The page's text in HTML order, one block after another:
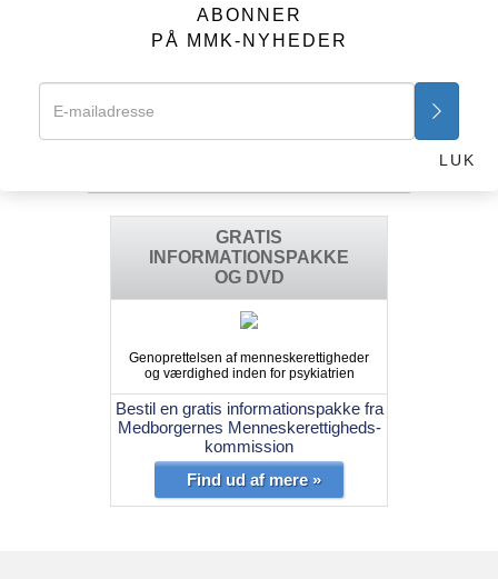
Telefon:
E-mail: info@cchr.be
GRATIS
INFORMATIONSPAKKE
OG DVD
Genoprettelsen af menneskerettigheder
og værdighed inden for psykiatrien
Bestil en gratis informationspakke fra
Medborgernes Menneskerettigheds-
kommission
Find ud af mere »
ABONNER
PÅ MMK-NYHEDER
LUK